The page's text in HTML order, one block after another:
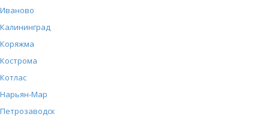
Иваново
Калининград
Коряжма
Кострома
Котлас
Нарьян-Мар
Петрозаводск